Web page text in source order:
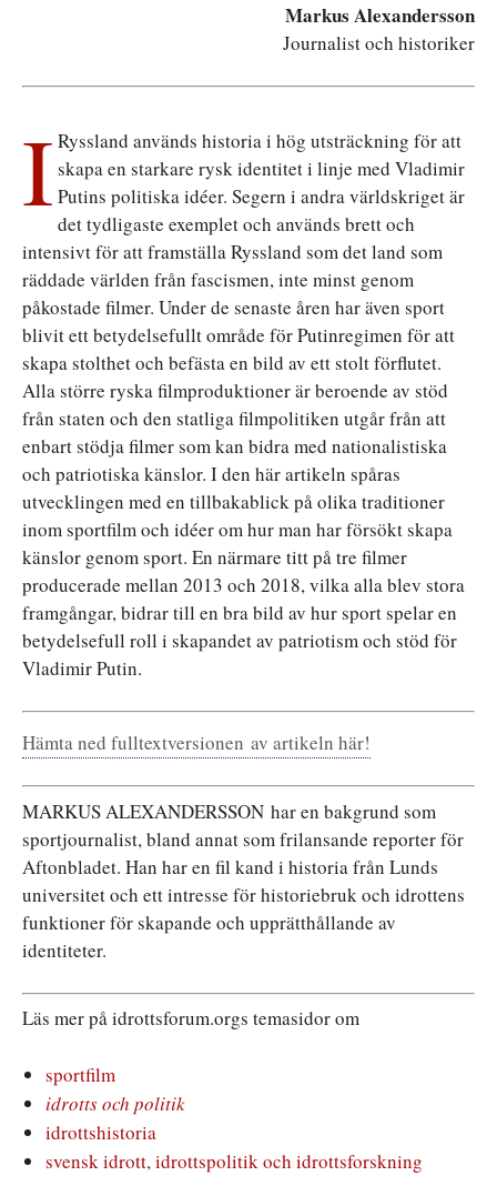
Markus Alexandersson
Journalist och historiker
I Ryssland används historia i hög utsträckning för att
skapa en starkare rysk identitet i linje med Vladimir
Putins politiska idéer. Segern i andra världskriget är
det tydligaste exemplet och används brett och
intensivt för att framställa Ryssland som det land som
räddade världen från fascismen, inte minst genom
påkostade filmer. Under de senaste åren har även sport
blivit ett betydelsefullt område för Putinregimen för att
skapa stolthet och befästa en bild av ett stolt förflutet.
Alla större ryska filmproduktioner är beroende av stöd
från staten och den statliga filmpolitiken utgår från att
enbart stödja filmer som kan bidra med nationalistiska
och patriotiska känslor. I den här artikeln spåras
utvecklingen med en tillbakablick på olika traditioner
inom sportfilm och idéer om hur man har försökt skapa
känslor genom sport. En närmare titt på tre filmer
producerade mellan 2013 och 2018, vilka alla blev stora
framgångar, bidrar till en bra bild av hur sport spelar en
betydelsefull roll i skapandet av patriotism och stöd för
Vladimir Putin.
Hämta ned fulltextversionen av artikeln här!
MARKUS ALEXANDERSSON har en bakgrund som
sportjournalist, bland annat som frilansande reporter för
Aftonbladet. Han har en fil kand i historia från Lunds
universitet och ett intresse för historiebruk och idrottens
funktioner för skapande och upprätthållande av
identiteter.
Läs mer på idrottsforum.orgs temasidor om
sportfilm
idrotts och politik
idrottshistoria
svensk idrott, idrottspolitik och idrottsforskning